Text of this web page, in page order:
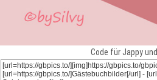
Code für Jappy und